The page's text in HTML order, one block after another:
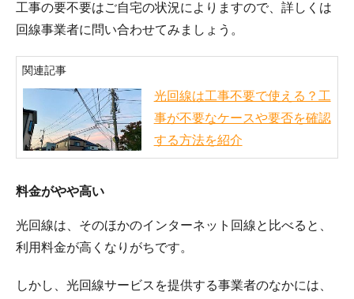
工事の要不要はご自宅の状況によりますので、詳しくは
回線事業者に問い合わせてみましょう。
関連記事
光回線は工事不要で使える？工
事が不要なケースや要否を確認
する方法を紹介
料金がやや高い
光回線は、そのほかのインターネット回線と比べると、
利用料金が高くなりがちです。
しかし、光回線サービスを提供する事業者のなかには、